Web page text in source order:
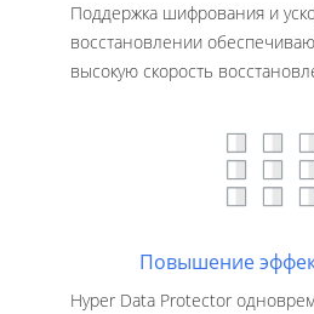
Поддержка шифрования и
восстановлении
высокую скорость
Повышение
Hyper Data Protector